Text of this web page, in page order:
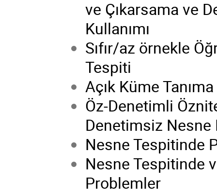
ve Çıkarsama ve
Kullanımı
Sıfır/az örnekle
Tespiti
Açık Küme Tanıma
Öz-Denetimli
Denetimsiz Nesne
Nesne Tespitinde
Nesne Tespitinde
Problemler